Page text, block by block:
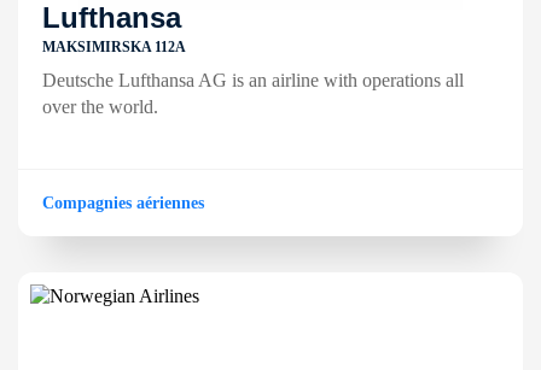
Lufthansa
MAKSIMIRSKA 112A
Deutsche Lufthansa AG is an airline with operations all
over the world.
Compagnies aériennes